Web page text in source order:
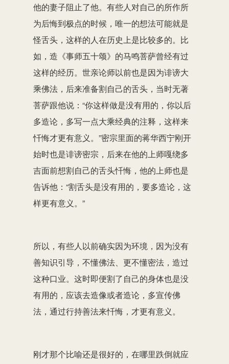
他的妻子阻止了他。有些人对自己的所作所
为后悔到极点的时候，唯一的想法可能就是
怪舌头，这样的人在历史上是比较多的。比
如，造《事师五十颂》的马鸣菩萨曾经有过
这样的经历。世亲论师以前也是因为诽谤大
乘佛法，后来准备割自己的舌头，当时无著
菩萨跟他说：“你这样做是没有用的，你以后
多造论，多写一点大乘经典的注释，这样来
忏悔才更有意义。”密宗里面的蒋华西宁刚开
始时也是诽谤密宗，后来在他的上师嘎绕多
吉面前想割自己的舌头忏悔，他的上师也是
告诉他：“割舌头是没有用的，要多造论，这
样更有意义。”
所以，有些人以前确实因为环境，因为没有
善知识引导，不懂佛法、更不懂密法，造过
这种口业。这时即便割了自己的身体也是没
有用的，应该去造像或者造论，多宣传佛
法，通过行持善法来忏悔，才更有意义。
刚才那个比喻还是很好的，在哪里跌倒就应